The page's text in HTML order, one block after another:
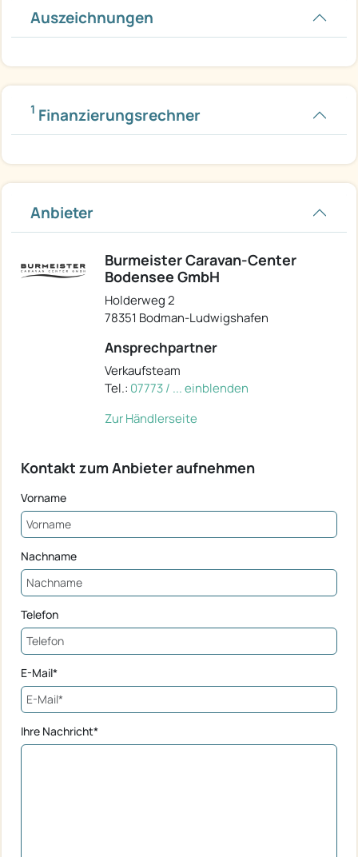
Auszeichnungen
1 Finanzierungsrechner
Anbieter
Burmeister Caravan-Center
Bodensee GmbH
Holderweg 2
78351 Bodman-Ludwigshafen
Ansprechpartner
Verkaufsteam
Tel.: 07773 / ... einblenden
Zur Händlerseite
Kontakt zum Anbieter aufnehmen
Vorname
Nachname
Telefon
E-Mail*
Ihre Nachricht*